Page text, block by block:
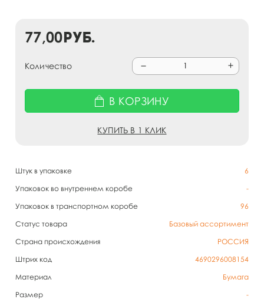
Штук в упаковке
6
Упаковок во внутреннем коробе
-
Упаковок в транспортном коробе
96
Статус товара
Базовый ассортимент
Страна происхождения
РОССИЯ
Штрих код
4690296008154
Материал
Бумага
Размер
-
77,00руб.
Количество
В КОРЗИНУ
КУПИТЬ В 1 КЛИК